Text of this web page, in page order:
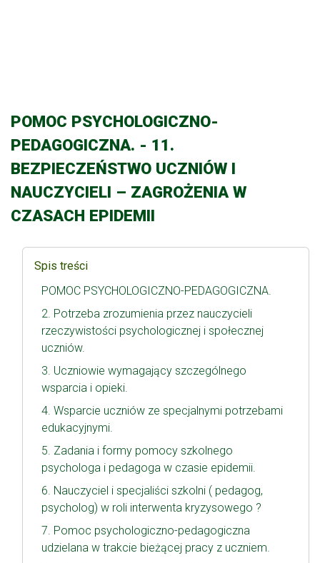
POMOC PSYCHOLOGICZNO-
PEDAGOGICZNA. - 11.
BEZPIECZEŃSTWO UCZNIÓW I
NAUCZYCIELI – ZAGROŻENIA W
CZASACH EPIDEMII
Spis treści
POMOC PSYCHOLOGICZNO-PEDAGOGICZNA.
2. Potrzeba zrozumienia przez nauczycieli
rzeczywistości psychologicznej i społecznej
uczniów.
3. Uczniowie wymagający szczególnego
wsparcia i opieki.
4. Wsparcie uczniów ze specjalnymi potrzebami
edukacyjnymi.
5. Zadania i formy pomocy szkolnego
psychologa i pedagoga w czasie epidemii.
6. Nauczyciel i specjaliści szkolni ( pedagog,
psycholog) w roli interwenta kryzysowego ?
7. Pomoc psychologiczno-pedagogiczna
udzielana w trakcie bieżącej pracy z uczniem.